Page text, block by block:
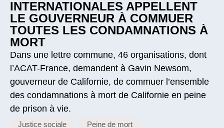
INTERNATIONALES APPELLENT
LE GOUVERNEUR À COMMUER
TOUTES LES CONDAMNATIONS À
MORT
Dans une lettre commune, 46 organisations, dont
l’ACAT-France, demandent à Gavin Newsom,
gouverneur de Californie, de commuer l’ensemble
des condamnations à mort de Californie en peine
de prison à vie.
Justice sociale Peine de mort